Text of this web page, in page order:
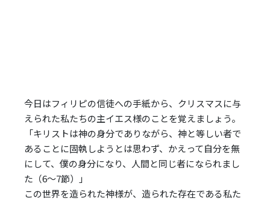
今日はフィリピの信徒への手紙から、クリスマスに与
えられた私たちの主イエス様のことを覚えましょう。
「キリストは神の身分でありながら、神と等しい者で
あることに固執しようとは思わず、かえって自分を無
にして、僕の身分になり、人間と同じ者になられまし
た（6～7節）」
この世界を造られた神様が、造られた存在である私た